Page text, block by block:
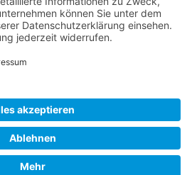
09126 296 247
Landkreis Forchheim |
SchuleWirtschaft Forchheim
·